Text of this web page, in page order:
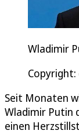
Wladimir
Copyright:
Seit Monaten
Wladimir Putin
einen